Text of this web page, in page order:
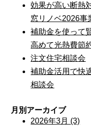
効果が高い断熱
窓リノベ2026事
補助金を使って
高めて光熱費節
注文住宅相談会
補助金活用で快
相談会
月別アーカイブ
2026年3月 (3)